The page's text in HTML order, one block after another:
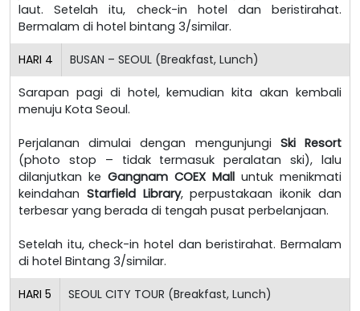
laut. Setelah itu, check-in hotel dan beristirahat.
Bermalam di hotel bintang 3/similar.
HARI 4 BUSAN – SEOUL (Breakfast, Lunch)
Sarapan pagi di hotel, kemudian kita akan kembali
menuju Kota Seoul.
Perjalanan dimulai dengan mengunjungi Ski Resort
(photo stop – tidak termasuk peralatan ski), lalu
dilanjutkan ke Gangnam COEX Mall untuk menikmati
keindahan Starfield Library, perpustakaan ikonik dan
terbesar yang berada di tengah pusat perbelanjaan.
Setelah itu, check-in hotel dan beristirahat. Bermalam
di hotel Bintang 3/similar.
HARI 5 SEOUL CITY TOUR (Breakfast, Lunch)